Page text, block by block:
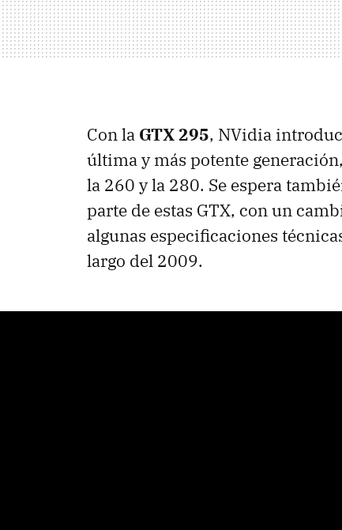
Con la GTX295, NVidia
última y más potente
la 260 y la 280. Se espera
parte de estas GTX, con un
algunas especificaciones
largo del 2009.